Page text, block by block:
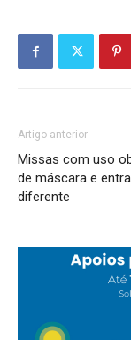
Artigo anterior
Missas com uso
de máscara e
diferente